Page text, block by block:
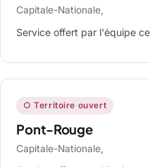
Capitale-Nationale,
Service offert par l'équipe
○ Territoire ouvert
Pont-Rouge
Capitale-Nationale,